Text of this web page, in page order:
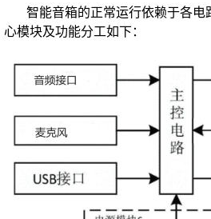
智能音箱的正常运行依赖于各电
心模块及功能分工如下：